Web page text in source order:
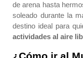
de arena hasta
soleado durante la
destino ideal para
actividades al aire